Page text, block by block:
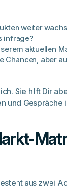
weiter
infrage?
aktuellen
Chancen, aber
Sie hilft Dir
und Gespräche
aus zwei